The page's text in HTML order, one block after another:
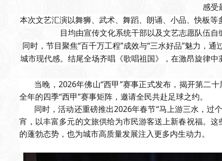
感受
本次文艺汇演以舞狮、武术、舞蹈、朗诵、小品、快板
目均由宣传文化系统干部以及文艺志愿队伍
同时，节目聚焦“百千万工程”成效与“三水好品”魅力，
城市现代感。结尾全场齐唱《歌唱祖国》，在激昂旋律
当晚，2026年佛山“西甲”赛事正式发布，揭开第二
全年的四季“西甲”赛事矩阵，邀请全民共赴足球之约。
同时，活动还重磅推出2026年春节“马上游三水，过
宵，以丰富多元的文旅供给为市民游客送上新春祝福。
的蓬勃态势，也为城市高质量发展注入更多内生动力。